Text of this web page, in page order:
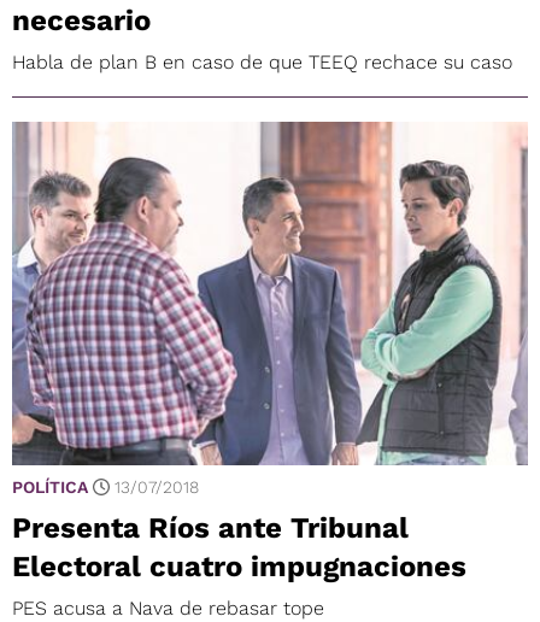
necesario
Habla de plan B en caso de que TEEQ rechace su caso
POLÍTICA 13/07/2018
Presenta Ríos ante Tribunal
Electoral cuatro impugnaciones
PES acusa a Nava de rebasar tope